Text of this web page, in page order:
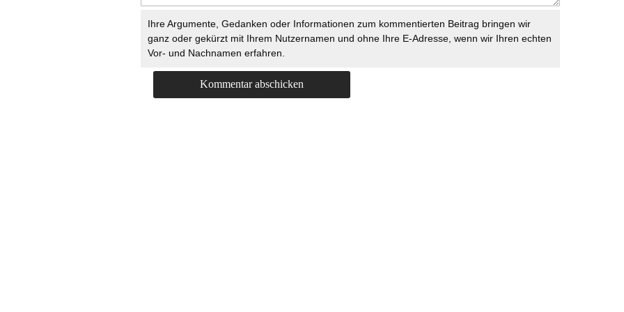
Ihre Argumente, Gedanken oder Informationen zum kommentierten Beitrag bringen wir
ganz oder gekürzt mit Ihrem Nutzernamen und ohne Ihre E-Adresse, wenn wir Ihren echten
Vor- und Nachnamen erfahren.